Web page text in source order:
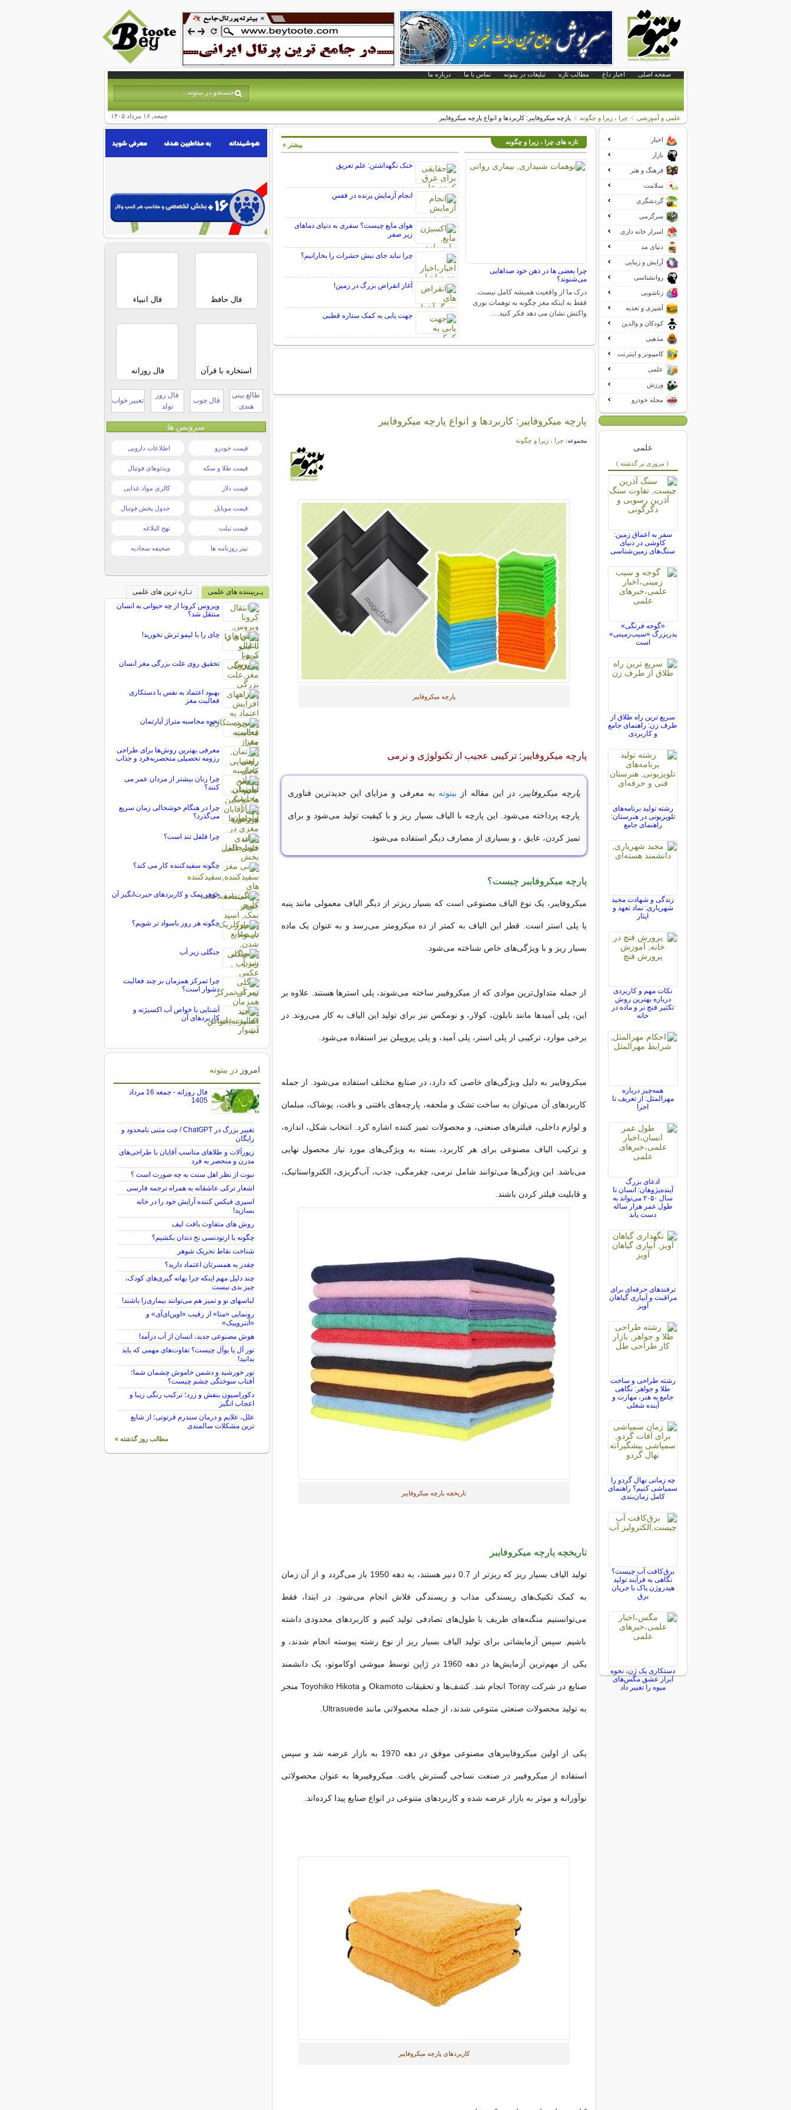
صفحه اصلی اخبار داغ مطالب تازه تبلیغات در بیتوته تماس با ما درباره ما
جمعه, ۱۶ مرداد ۱۴۰۵ علمی و آموزشی چرا ، زیرا و چگونه پارچه میکروفایبر: کاربردها و انواع پارچه‌ میکروفایبر
تازه های چرا ، زیرا و چگونه
چرا بعضی ها در ذهن خود صداهایی
می‌شنوند؟
درک ما از واقعیت همیشه کامل نیست.
فقط به اینکه مغز چگونه به توهمات نوری
واکنش نشان می دهد فکر کنید.…
خنک نگهداشتن: علم تعریق
انجام آزمایش پرنده در قفس
هوای مایع چیست؟ سفری به دنیای دماهای
زیر صفر
چرا نباید جای نیش حشرات را بخارانیم؟
آغاز انقراض بزرگ در زمین!
جهت یابی به کمک ستاره قطبی
بیشتر »
پارچه میکروفایبر: کاربردها و انواع پارچه‌ میکروفایبر
مجموعه: چرا ، زیرا و چگونه
پارچه میکروفایبر
پارچه میکروفایبر: ترکیبی عجیب از تکنولوژی و نرمی
پارچه میکروفایبر ، در این مقاله از بیتوته به معرفی و مزایای این جدیدترین فناوری
پارچه پرداخته می‌شود. این پارچه با الیاف بسیار ریز و با کیفیت تولید می‌شود و برای
تمیز کردن، عایق ، و بسیاری از مصارف دیگر استفاده می‌شود.
پارچه میکروفایبر چیست؟
میکروفایبر، یک نوع الیاف مصنوعی است که بسیار ریزتر از دیگر الیاف معمولی مانند پنبه
یا پلی استر است. قطر این الیاف به کمتر از ده میکرومتر می‌رسد و به عنوان یک ماده
بسیار ریز و با ویژگی‌های خاص شناخته می‌شود.
از جمله متداول‌ترین موادی که از میکروفیبر ساخته می‌شوند، پلی استرها هستند. علاوه بر
این، پلی آمیدها مانند نایلون، کولار، و نومکس نیز برای تولید این الیاف به کار می‌روند. در
برخی موارد، ترکیبی از پلی استر، پلی آمید، و پلی پروپیلن نیز استفاده می‌شود.
میکروفایبر به دلیل ویژگی‌های خاصی که دارد، در صنایع مختلف استفاده می‌شود. از جمله
کاربردهای آن می‌توان به ساخت تشک و ملحفه، پارچه‌های بافتنی و بافت، پوشاک، مبلمان
و لوازم داخلی، فیلترهای صنعتی، و محصولات تمیز کننده اشاره کرد. انتخاب شکل، اندازه،
و ترکیب الیاف مصنوعی برای هر کاربرد، بسته به ویژگی‌های مورد نیاز محصول نهایی
می‌باشد. این ویژگی‌ها می‌توانند شامل نرمی، چقرمگی، جذب، آب‌گریزی، الکترواستاتیک،
و قابلیت فیلتر کردن باشند.
تاریخچه پارچه میکروفایبر
تاریخچه پارچه میکروفایبر
تولید الیاف بسیار ریز که ریزتر از 0.7 دنیر هستند، به دهه 1950 باز می‌گردد و از آن زمان
به کمک تکنیک‌های ریسندگی مذاب و ریسندگی فلاش انجام می‌شود. در ابتدا، فقط
می‌توانستیم منگنه‌های ظریف با طول‌های تصادفی تولید کنیم و کاربردهای محدودی داشته
باشیم. سپس آزمایشاتی برای تولید الیاف بسیار ریز از نوع رشته پیوسته انجام شدند، و
یکی از مهم‌ترین آزمایش‌ها در دهه 1960 در ژاپن توسط میوشی اوکاموتو، یک دانشمند
صنایع در شرکت Toray انجام شد. کشف‌ها و تحقیقات Okamoto و Toyohiko Hikota منجر
به تولید محصولات صنعتی متنوعی شدند، از جمله محصولاتی مانند Ultrasuede.
یکی از اولین میکروفایبرهای مصنوعی موفق در دهه 1970 به بازار عرضه شد و سپس
استفاده از میکروفیبر در صنعت نساجی گسترش یافت. میکروفیبرها به عنوان محصولاتی
نوآورانه و موثر به بازار عرضه شده و کاربردهای متنوعی در انواع صنایع پیدا کرده‌اند.
کاربردهای پارچه میکروفایبر
اخبار
بازار
فرهنگ و هنر
سلامت
گردشگری
سرگرمی
اسرار خانه داری
دنیای مد
آرایش و زیبایی
روانشناسی
زناشویی
آشپزی و تغذیه
کودکان و والدین
مذهبی
کامپیوتر و اینترنت
علمی
ورزش
مجله خودرو
علمی
( مروری بر گذشته )
سفر به اعماق زمین:
کاوشی در دنیای
سنگ‌های زمین‌شناسی
«گوجه فرنگی»
پدربزرگ «سیب‌زمینی»
است
سریع ترین راه طلاق از
طرف زن: راهنمای جامع
و کاربردی
رشته تولید برنامه‌های
تلویزیونی در هنرستان:
راهنمای جامع
زندگی و شهادت مجید
شهریاری: نماد تعهد و
ایثار
نکات مهم و کاربردی
درباره بهترین روش
تکثیر فنچ نر و ماده در
خانه
همه‌چیز درباره
مهرالمثل: از تعریف تا
اجرا
ادعای بزرگ
آینده‌پژوهان: انسان تا
سال ۲۰۵۰ می‌تواند به
طول عمر هزار ساله
دست یابد
ترفندهای حرفه‌ای برای
مراقبت و آبیاری گیاهان
آویز
رشته طراحی و ساخت
طلا و جواهر: نگاهی
جامع به هنر، مهارت و
آینده شغلی
چه زمانی نهال گردو را
سمپاشی کنیم؟ راهنمای
کامل زمان‌بندی
برق‌کافت آب چیست؟
نگاهی به فرآیند تولید
هیدروژن پاک با جریان
برق
دستکاری یک ژن، نحوه
ابراز عشق مگس‌های
میوه را تغییر داد
فال حافظ فال انبیاء
استخاره با قرآن فال روزانه
طالع بینی
هندی
فال چوب
فال روز
تولد
تعبیر خواب
سرویس ها
قیمت خودرو اطلاعات دارویی
قیمت طلا و سکه ویدئوهای فوتبال
قیمت دلار کالری مواد غذایی
قیمت موبایل جدول پخش فوتبال
قیمت تبلت نهج البلاغه
تیتر روزنامه ها صحیفه سجادیه
پـربیننده های علمی
تـازه ترین های علمی
ویروس کرونا از چه حیوانی به انسان
منتقل شد؟
چای را با لیمو ترش نخورید!
تحقیق روی علت بزرگی مغز انسان
بهبود اعتماد به نفس با دستکاری
فعالیت مغز
نحوه محاسبه متراژ آپارتمان
معرفی بهترین روش‌ها برای طراحی
رزومه تحصیلی منحصربه‌فرد و جذاب
چرا زنان بیشتر از مردان عمر می
کنند؟
چرا در هنگام خوشحالی زمان سریع
می‌گذرد؟
چرا فلفل تند است؟
چگونه سفیدکننده کار می کند؟
جوهر نمک و کاربردهای حیرت‌انگیز آن
چگونه هر روز باسواد تر شویم؟
جنگلی زیر آب
چرا تمرکز همزمان بر چند فعالیت
دشوار است؟
آشنایی با خواص آب اکسیژنه و
کاربردهای آن
امروز در بیتوته
فال روزانه - جمعه 16 مرداد
1405
تغییر بزرگ در ChatGPT / چت متنی نامحدود و
رایگان
زیورآلات و طلاهای مناسب آقایان با طراحی‌های
مدرن و منحصر به فرد
نبوت از نظر اهل سنت به چه صورت است ؟
اشعار ترکی عاشقانه به همراه ترجمه فارسی
اسپری فیکس کننده آرایش خود را در خانه
بسازید!
روش های متفاوت بافت لیف
چگونه با ارتودنسی نخ دندان بکشیم؟
شناخت نقاط تحریک شوهر
چقدر به همسرتان اعتماد دارید؟
چند دلیل مهم اینکه چرا بهانه گیری‌های کودک،
چیز بدی نیست
لباس‎های نو و تمیز هم می‌توانند بیماری‌زا باشند!
رونمایی «متا» از رقیب «اوپن‌ای‌آی» و
«آنتروپیک»
هوش مصنوعی جدید، انسان از آب درآمد!
تور آل یا یوآل چیست؟ تفاوت‌های مهمی که باید
بدانید!
نور خورشید و دشمن خاموش چشمان شما؛
آفتاب سوختگی چشم چیست؟
دکوراسیون بنفش و زرد؛ ترکیب رنگی زیبا و
اعجاب انگیز
علل، علایم و درمان سندرم فرتوتی؛ از شایع
ترین مشکلات سالمندی
مطالب روز گذشته »